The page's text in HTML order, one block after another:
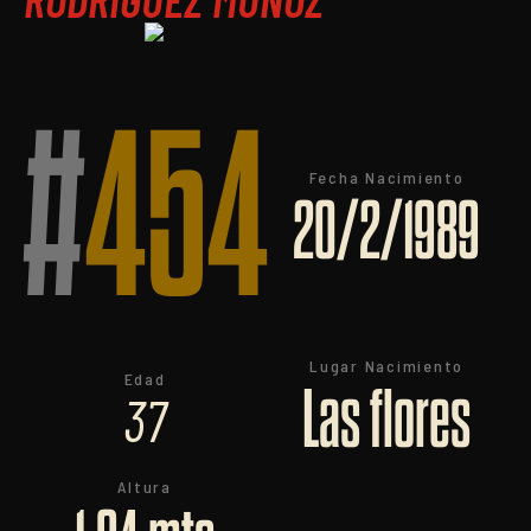
#454 Fecha Nacimiento
20/2/1989
Edad
37
Lugar Nacimiento
Las flores
Altura